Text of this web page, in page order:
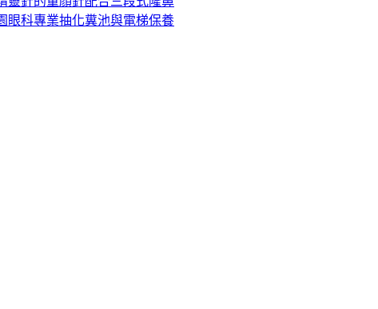
眼科專業抽化糞池與電梯保養